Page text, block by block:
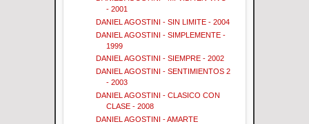
- 2001
DANIEL AGOSTINI - SIN LIMITE - 2004
DANIEL AGOSTINI - SIMPLEMENTE -
1999
DANIEL AGOSTINI - SIEMPRE - 2002
DANIEL AGOSTINI - SENTIMIENTOS 2
- 2003
DANIEL AGOSTINI - CLASICO CON
CLASE - 2008
DANIEL AGOSTINI - AMARTE